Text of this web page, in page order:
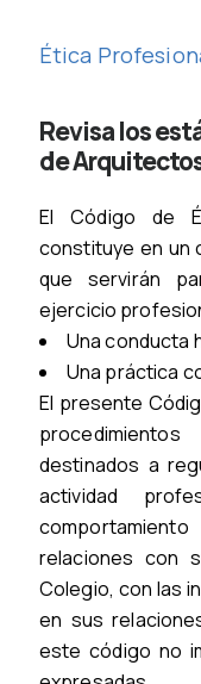
Ética
Revisa los
de
El Código de
constituye en un
que servirán
ejercicio
Una conducta
Una práctica
El presente
destinados a
actividad
relaciones con
Colegio, con las
en sus
este código no